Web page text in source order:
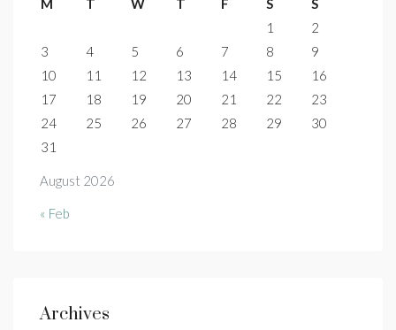
August 2026
M T W T F S
S
1
2
3
4 5 6 7 8
9
10
11 12 13 14 15
16
17
18 19 20 21 22
23
24
25 26 27 28 29
30
31
« Feb
Archives